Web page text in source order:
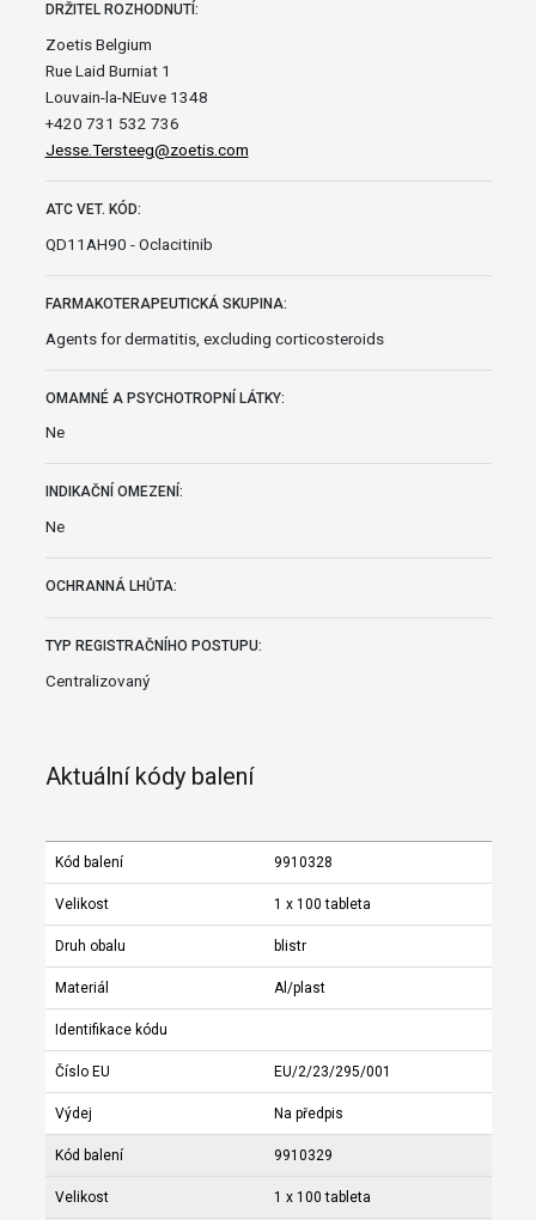
DRŽITEL ROZHODNUTÍ:
Zoetis Belgium
Rue Laid Burniat 1
Louvain-la-NEuve 1348
+420 731 532 736
Jesse.Tersteeg@zoetis.com
ATC VET. KÓD:
QD11AH90 - Oclacitinib
FARMAKOTERAPEUTICKÁ SKUPINA:
Agents for dermatitis, excluding corticosteroids
OMAMNÉ A PSYCHOTROPNÍ LÁTKY:
Ne
INDIKAČNÍ OMEZENÍ:
Ne
OCHRANNÁ LHŮTA:
TYP REGISTRAČNÍHO POSTUPU:
Centralizovaný
Aktuální kódy balení
Kód balení 9910328
Velikost 1 x 100 tableta
Druh obalu blistr
Materiál Al/plast
Identifikace kódu
Číslo EU EU/2/23/295/001
Výdej Na předpis
Kód balení 9910329
Velikost 1 x 100 tableta